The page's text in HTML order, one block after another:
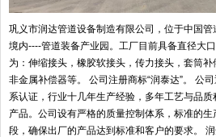
巩义市润达管道设备制造有限公司，位于中国
境内----管道装备产业园。工厂目前具备直径大
为：伸缩接头，橡胶软接头，传力接头，套筒补
非金属补偿器等。 公司注册商标“润泰达”。 公
系认证，行业十几年生产经验，多年工艺与品
产品。公司设有严格的质量控制体系，标准的
段，确保出厂的产品达到标准和客户的要求。